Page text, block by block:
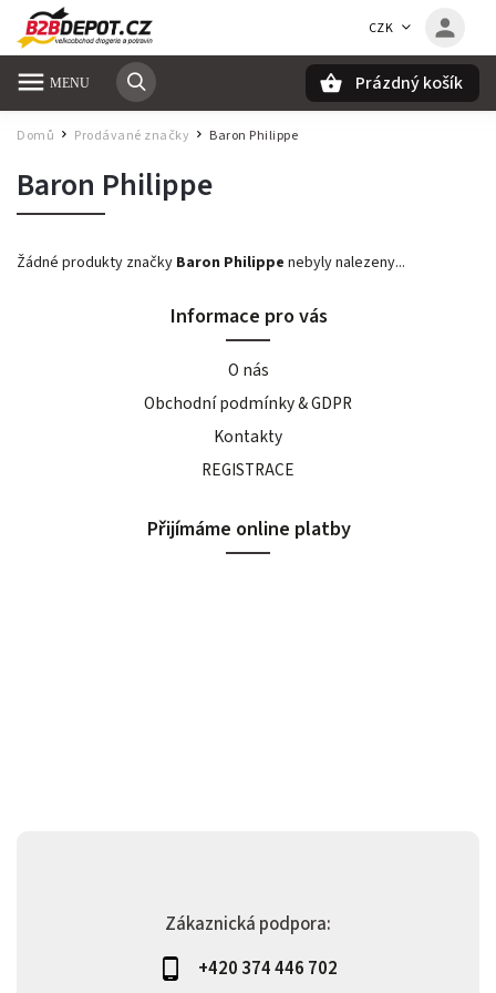
CZK
Prázdný košík
Domů / Prodávané značky / Baron Philippe
Baron Philippe
Žádné produkty značky Baron Philippe nebyly nalezeny...
Zákaznická podpora:
+420 374 446 702
Informace pro vás
O nás
Obchodní podmínky & GDPR
Kontakty
REGISTRACE
Přijímáme online platby